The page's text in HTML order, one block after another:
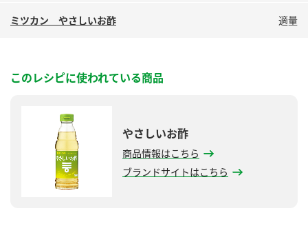
ミツカン やさしいお酢 適量
このレシピに使われている商品
やさしいお酢
商品情報はこちら
ブランドサイトはこちら